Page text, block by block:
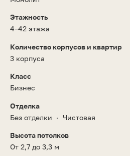
Этажность
4–42 этажа
Количество корпусов и квартир
3 корпуса
Класс
Бизнес
Отделка
Без отделки
• Чистовая
Высота потолков
От 2,7 до 3,3 м